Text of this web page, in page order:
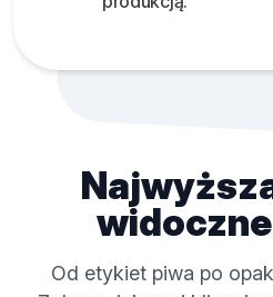
Od etykiet piwa po